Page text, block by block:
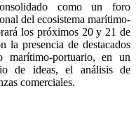
como un foro
del ecosistema marítimo-
los próximos 20 y 21 de
la presencia de destacados
marítimo-portuario, en un
de ideas, el análisis de
comerciales.